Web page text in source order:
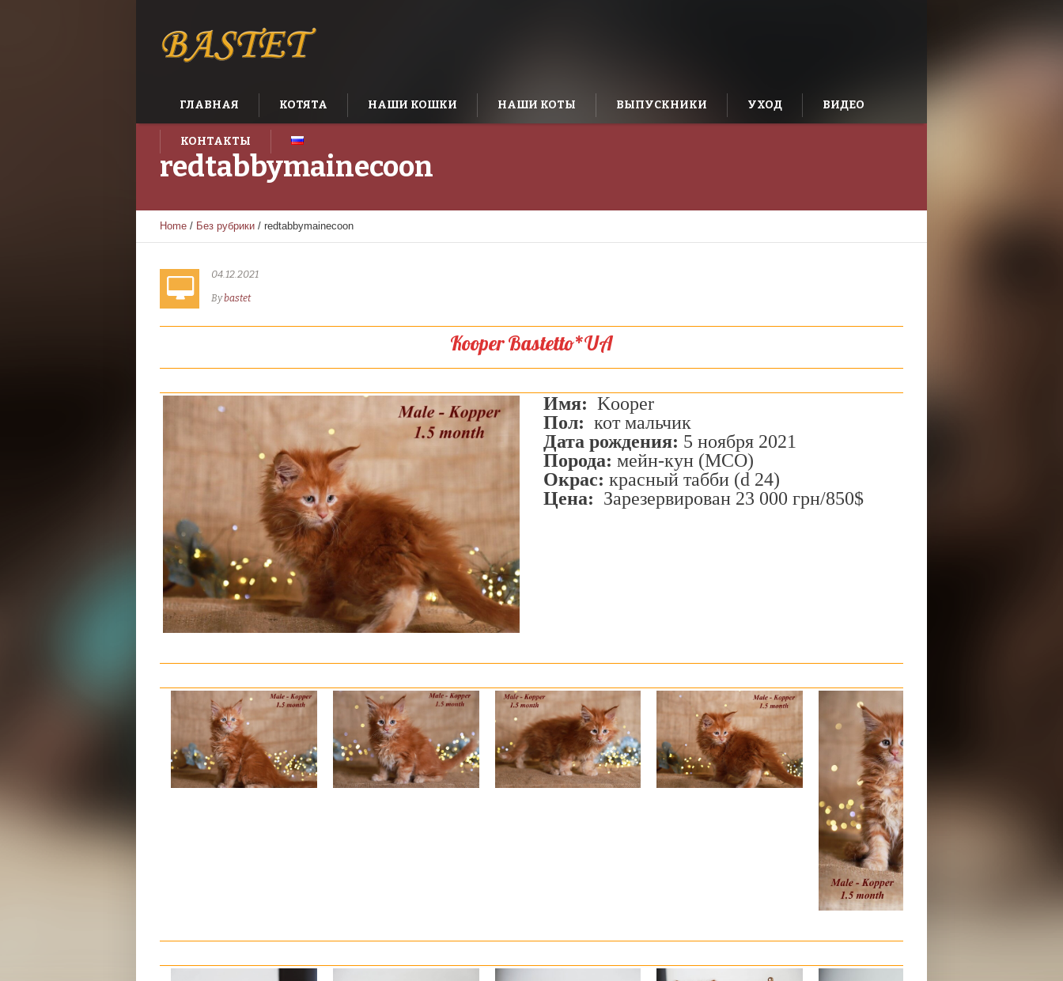
ГЛАВНАЯ КОТЯТА НАШИ КОШКИ НАШИ КОТЫ ВЫПУСКНИКИ УХОД ВИДЕО
КОНТАКТЫ
redtabbymainecoon
Home / Без рубрики / redtabbymainecoon
04.12.2021
Bybastet
Kooper Bastetto*UA
Имя: Kooper
Пол: кот мальчик
Дата рождения: 5 ноября 2021
Порода: мейн-кун (MCO)
Окрас: красный табби (d 24)
Цена: Зарезервирован 23 000 грн/850$